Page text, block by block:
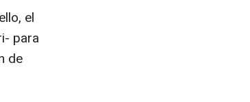
el
para
de